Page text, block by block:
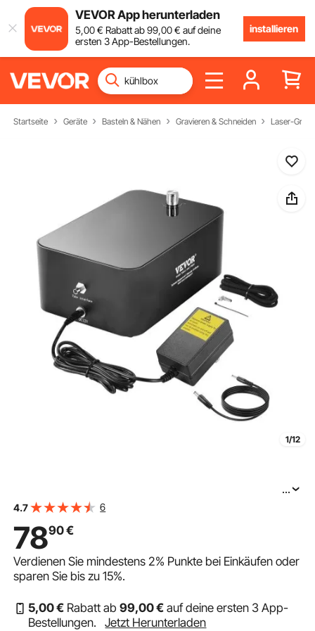
VEVOR App herunterladen
5,00€ Rabatt ab99,00€ auf deine
ersten 3 App-Bestellungen.
installieren
Startseite Geräte Basteln & Nähen Gravieren & Schneiden Laser-
1/12
VEVOR Luftassistent für Lasergravierer, einstellbarer
Rauch & Staub, reduziert Oberflächentemperatur,
...
4.7 6
7890€
Verdienen Sie mindestens2% Punkte bei Einkäufen oder
sparen Sie bis zu15%.
5,00€ Rabatt ab99,00€ auf deine ersten 3 App-
Bestellungen.
Jetzt Herunterladen